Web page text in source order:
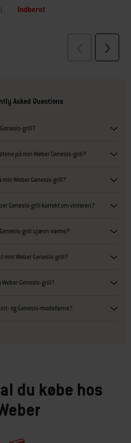
Asked Questions
grill?
på min Weber Genesis-grill?
Weber Genesis-grill?
Genesis-grill korrekt om vinteren?
grill ujævn varme?
min Weber Genesis-grill?
Genesis-grill?
og Genesis-modellerne?
du købe hos